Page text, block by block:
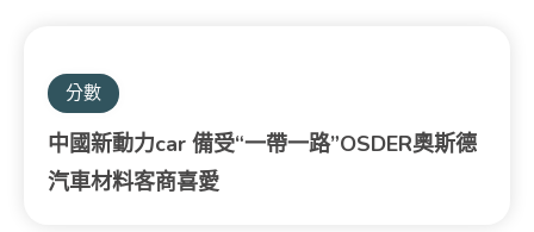
分數
中國新動力car 備受“一帶一路”OSDER奧斯德
汽車材料客商喜愛